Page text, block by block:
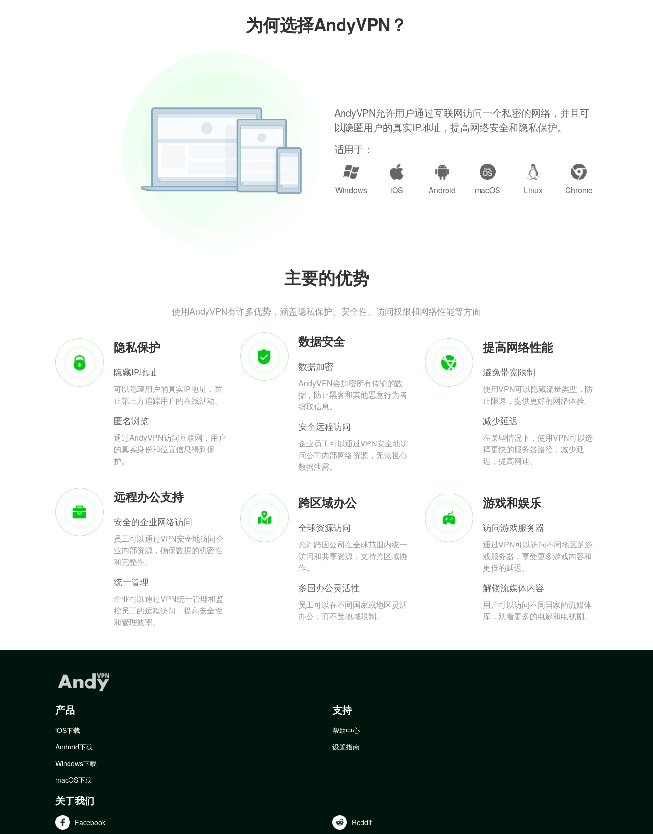
为何选择AndyVPN？
AndyVPN允许用户通过互联网访问一个私密的网络，并且可
以隐匿用户的真实IP地址，提高网络安全和隐私保护。
适用于：
Windows iOS Android macOS Linux Chrome
主要的优势
使用AndyVPN有许多优势，涵盖隐私保护、安全性、访问权限和网络性能等方面
隐私保护
隐藏IP地址
可以隐藏用户的真实IP地址，防
止第三方追踪用户的在线活动。
匿名浏览
通过AndyVPN访问互联网，用户
的真实身份和位置信息得到保
护。
数据安全
数据加密
AndyVPN会加密所有传输的数
据，防止黑客和其他恶意行为者
窃取信息。
安全远程访问
企业员工可以通过VPN安全地访
问公司内部网络资源，无需担心
数据泄露。
提高网络性能
避免带宽限制
使用VPN可以隐藏流量类型，防
止限速，提供更好的网络体验。
减少延迟
在某些情况下，使用VPN可以选
择更快的服务器路径，减少延
迟，提高网速。
远程办公支持
安全的企业网络访问
员工可以通过VPN安全地访问企
业内部资源，确保数据的机密性
和完整性。
统一管理
企业可以通过VPN统一管理和监
控员工的远程访问，提高安全性
和管理效率。
跨区域办公
全球资源访问
允许跨国公司在全球范围内统一
访问和共享资源，支持跨区域协
作。
多国办公灵活性
员工可以在不同国家或地区灵活
办公，而不受地域限制。
游戏和娱乐
访问游戏服务器
通过VPN可以访问不同地区的游
戏服务器，享受更多游戏内容和
更低的延迟。
解锁流媒体内容
用户可以访问不同国家的流媒体
库，观看更多的电影和电视剧。
产品
iOS下载
Android下载
Windows下载
macOS下载
支持
帮助中心
设置指南
关于我们
Facebook Reddit